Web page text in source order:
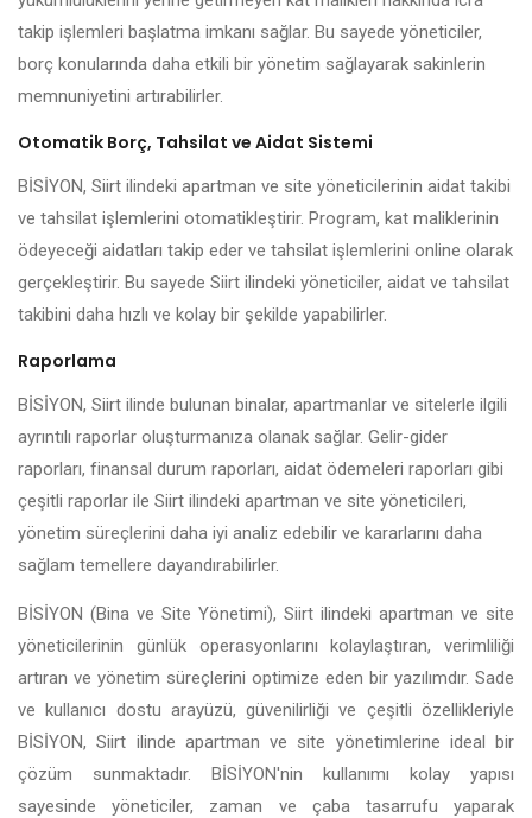
takip işlemleri başlatma imkanı sağlar. Bu sayede yöneticiler,
borç konularında daha etkili bir yönetim sağlayarak sakinlerin
memnuniyetini artırabilirler.
Otomatik Borç, Tahsilat ve Aidat Sistemi
BİSİYON, Siirt ilindeki apartman ve site yöneticilerinin aidat takibi
ve tahsilat işlemlerini otomatikleştirir. Program, kat maliklerinin
ödeyeceği aidatları takip eder ve tahsilat işlemlerini online olarak
gerçekleştirir. Bu sayede Siirt ilindeki yöneticiler, aidat ve tahsilat
takibini daha hızlı ve kolay bir şekilde yapabilirler.
Raporlama
BİSİYON, Siirt ilinde bulunan binalar, apartmanlar ve sitelerle ilgili
ayrıntılı raporlar oluşturmanıza olanak sağlar. Gelir-gider
raporları, finansal durum raporları, aidat ödemeleri raporları gibi
çeşitli raporlar ile Siirt ilindeki apartman ve site yöneticileri,
yönetim süreçlerini daha iyi analiz edebilir ve kararlarını daha
sağlam temellere dayandırabilirler.
BİSİYON (Bina ve Site Yönetimi), Siirt ilindeki apartman ve site
yöneticilerinin günlük operasyonlarını kolaylaştıran, verimliliği
artıran ve yönetim süreçlerini optimize eden bir yazılımdır. Sade
ve kullanıcı dostu arayüzü, güvenilirliği ve çeşitli özellikleriyle
BİSİYON, Siirt ilinde apartman ve site yönetimlerine ideal bir
çözüm sunmaktadır. BİSİYON'nin kullanımı kolay yapısı
sayesinde yöneticiler, zaman ve çaba tasarrufu yaparak